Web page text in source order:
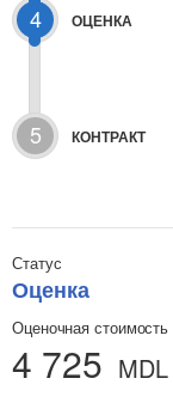
4 ОЦЕНКА
5 КОНТРАКТ
Статус
Оценка
Оценочная
4 725 MDL